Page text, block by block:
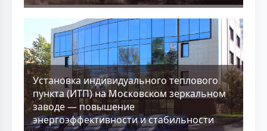
Установка индивидуального теплового
пункта (ИТП) на Московском зеркальном
заводе — повышение
энергоэффективности и стабильности